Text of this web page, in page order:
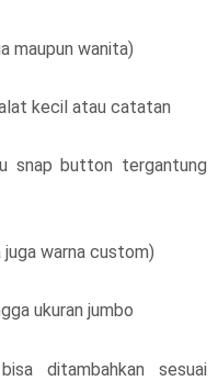
maupun wanita)
kecil atau catatan
snap button tergantung
warna custom)
ukuran jumbo
ditambahkan sesuai